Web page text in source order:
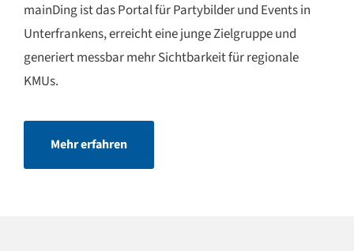
mainDing ist das Portal für Partybilder und Events in
Unterfrankens, erreicht eine junge Zielgruppe und
generiert messbar mehr Sichtbarkeit für regionale
KMUs.
Mehr erfahren